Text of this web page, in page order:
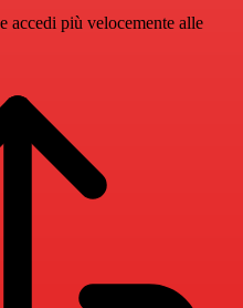
accedi più velocemente alle